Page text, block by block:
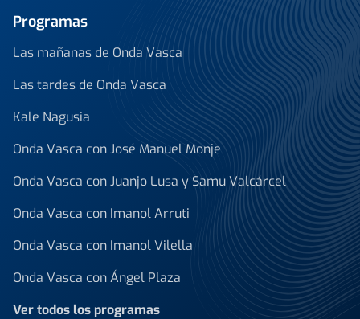
Programas
Las mañanas de Onda Vasca
Las tardes de Onda Vasca
Kale Nagusia
Onda Vasca con José Manuel Monje
Onda Vasca con Juanjo Lusa y Samu Valcárcel
Onda Vasca con Imanol Arruti
Onda Vasca con Imanol Vilella
Onda Vasca con Ángel Plaza
Ver todos los programas